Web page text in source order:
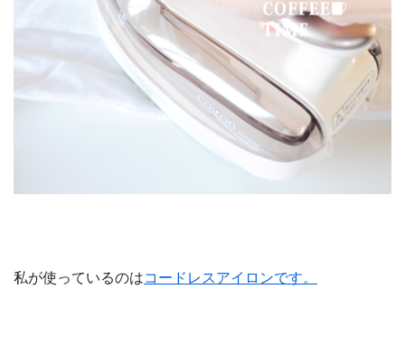
私が使っているのはコードレスアイロンです。